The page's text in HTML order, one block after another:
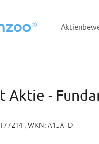
Aktie -
, WKN: A1JXTD